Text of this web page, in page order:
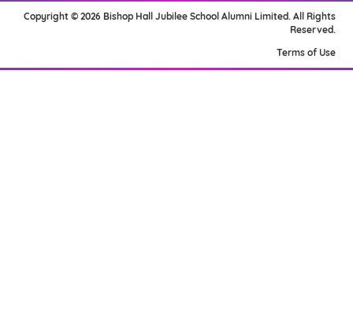
Copyright © 2026 Bishop Hall Jubilee School Alumni Limited. All Rights
Reserved.
Terms of Use